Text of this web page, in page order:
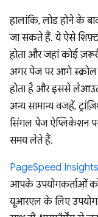
हालांकि, लोड होने के
जा सकते हैं. ये ऐसे शिफ़्ट
होता और जहां कोई
अगर पेज पर आगे स्क्रोल
होता है और इससे
अन्य सामान्य वजहें,
सिंगल पेज ऐप्लिकेशन
समय लेते हैं.
PageSpeed Insights
आपके उपयोगकर्ताओं
यूआरएल के लिए